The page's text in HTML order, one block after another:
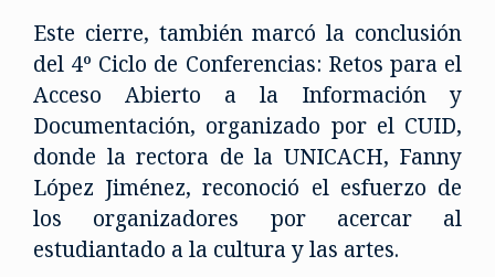
Este cierre, también marcó la conclusión
del 4º Ciclo de Conferencias: Retos para el
Acceso Abierto a la Información y
Documentación, organizado por el CUID,
donde la rectora de la UNICACH, Fanny
López Jiménez, reconoció el esfuerzo de
los organizadores por acercar al
estudiantado a la cultura y las artes.